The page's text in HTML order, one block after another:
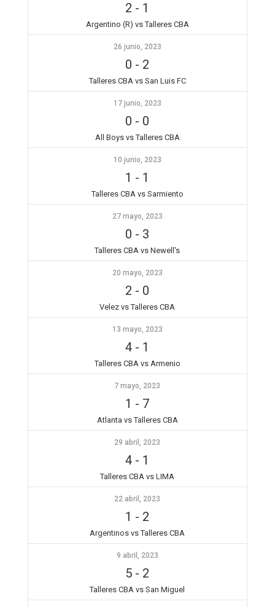
2 - 1
Argentino (R) vs Talleres CBA
26 junio, 2023
0 - 2
Talleres CBA vs San Luis FC
17 junio, 2023
0 - 0
All Boys vs Talleres CBA
10 junio, 2023
1 - 1
Talleres CBA vs Sarmiento
27 mayo, 2023
0 - 3
Talleres CBA vs Newell's
20 mayo, 2023
2 - 0
Velez vs Talleres CBA
13 mayo, 2023
4 - 1
Talleres CBA vs Armenio
7 mayo, 2023
1 - 7
Atlanta vs Talleres CBA
29 abril, 2023
4 - 1
Talleres CBA vs LIMA
22 abril, 2023
1 - 2
Argentinos vs Talleres CBA
9 abril, 2023
5 - 2
Talleres CBA vs San Miguel